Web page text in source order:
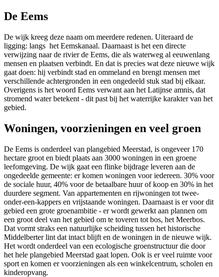
De Eems
De wijk kreeg deze naam om meerdere redenen. Uiteraard de
ligging: langs het Eemskanaal. Daarnaast is het een directe
verwijzing naar de rivier de Eems, die als waterweg al eeuwenlang
mensen en plaatsen verbindt. En dat is precies wat deze nieuwe wijk
gaat doen: hij verbindt stad en ommeland en brengt mensen met
verschillende achtergronden in een ongedeeld stuk stad bij elkaar.
Overigens is het woord Eems verwant aan het Latijnse amnis, dat
stromend water betekent - dit past bij het waterrijke karakter van het
gebied.
Woningen, voorzieningen en veel groen
De Eems is onderdeel van plangebied Meerstad, is ongeveer 170
hectare groot en biedt plaats aan 3000 woningen in een groene
leefomgeving. De wijk gaat een flinke bijdrage leveren aan de
ongedeelde gemeente: er komen woningen voor iedereen. 30% voor
de sociale huur, 40% voor de betaalbare huur of koop en 30% in het
duurdere segment. Van appartementen en rijwoningen tot twee-
onder-een-kappers en vrijstaande woningen. Daarnaast is er voor dit
gebied een grote groenambitie - er wordt gewerkt aan plannen om
een groot deel van het gebied om te toveren tot bos, het Meerbos.
Dat vormt straks een natuurlijke scheiding tussen het historische
Middelberter lint dat intact blijft en de woningen in de nieuwe wijk.
Het wordt onderdeel van een ecologische groenstructuur die door
het hele plangebied Meerstad gaat lopen. Ook is er veel ruimte voor
sport en komen er voorzieningen als een winkelcentrum, scholen en
kinderopvang.